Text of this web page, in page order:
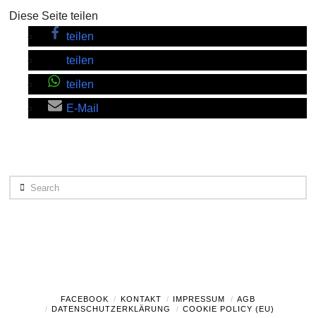
Diese Seite teilen
teilen
teilen
teilen
E-Mail
Search
FACEBOOK KONTAKT IMPRESSUM
AGB
DATENSCHUTZERKLÄRUNG
COOKIE POLICY (EU)